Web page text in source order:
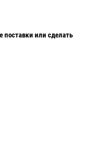
поставки или сделать